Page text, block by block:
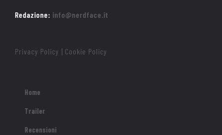
Redazione: info@nerdface.it
Privacy Policy Cookie Policy
Home
Trailer
Recensioni